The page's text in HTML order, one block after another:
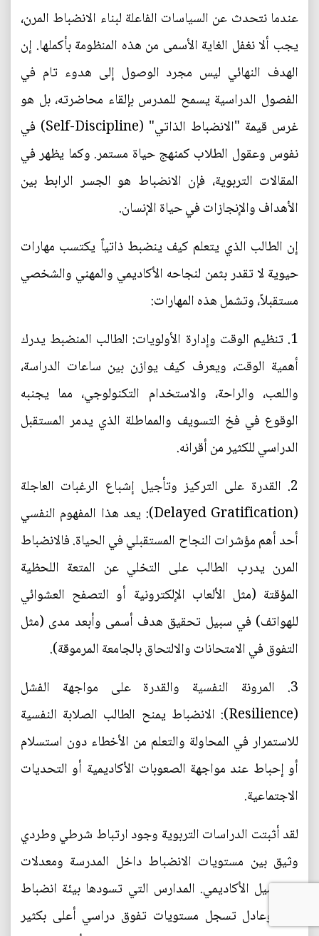
عندما نتحدث عن السياسات الفاعلة لبناء الانضباط المرن،
يجب ألا نغفل الغاية الأسمى من هذه المنظومة بأكملها. إن
الهدف النهائي ليس مجرد الوصول إلى هدوء تام في
الفصول الدراسية يسمح للمدرس بإلقاء محاضرته، بل هو
غرس قيمة "الانضباط الذاتي" (Self-Discipline) في
نفوس وعقول الطلاب كمنهج حياة مستمر. وكما يظهر في
المقالات التربوية، فإن الانضباط هو الجسر الرابط بين
الأهداف والإنجازات في حياة الإنسان.
إن الطالب الذي يتعلم كيف ينضبط ذاتياً يكتسب مهارات
حيوية لا تقدر بثمن لنجاحه الأكاديمي والمهني والشخصي
مستقبلاً، وتشمل هذه المهارات:
1. تنظيم الوقت وإدارة الأولويات: الطالب المنضبط يدرك
أهمية الوقت، ويعرف كيف يوازن بين ساعات الدراسة،
واللعب، والراحة، والاستخدام التكنولوجي، مما يجنبه
الوقوع في فخ التسويف والمماطلة الذي يدمر المستقبل
الدراسي للكثير من أقرانه.
2. القدرة على التركيز وتأجيل إشباع الرغبات العاجلة
(Delayed Gratification): يعد هذا المفهوم النفسي
أحد أهم مؤشرات النجاح المستقبلي في الحياة. فالانضباط
المرن يدرب الطالب على التخلي عن المتعة اللحظية
المؤقتة (مثل الألعاب الإلكترونية أو التصفح العشوائي
للهواتف) في سبيل تحقيق هدف أسمى وأبعد مدى (مثل
التفوق في الامتحانات والالتحاق بالجامعة المرموقة).
3. المرونة النفسية والقدرة على مواجهة الفشل
(Resilience): الانضباط يمنح الطالب الصلابة النفسية
للاستمرار في المحاولة والتعلم من الأخطاء دون استسلام
أو إحباط عند مواجهة الصعوبات الأكاديمية أو التحديات
الاجتماعية.
لقد أثبتت الدراسات التربوية وجود ارتباط شرطي وطردي
وثيق بين مستويات الانضباط داخل المدرسة ومعدلات
التحصيل الأكاديمي. المدارس التي تسودها بيئة انضباط
مرن وعادل تسجل مستويات تفوق دراسي أعلى بكثير